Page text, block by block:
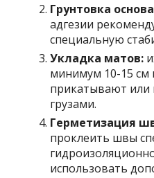
Грунтовка
адгезии
специальную
Укладка матов:
минимум 10-15 см
прикатывают
грузами.
Герметизация
проклеить швы
использовать